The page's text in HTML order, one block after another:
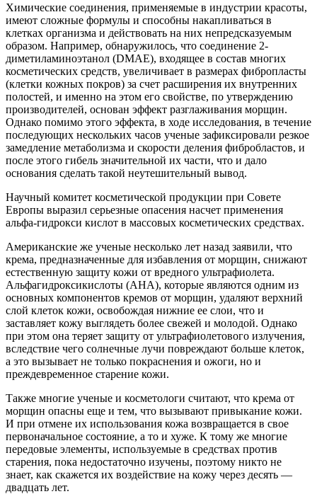
Химические соединения, применяемые в индустрии красоты,
имеют сложные формулы и способны накапливаться в
клетках организма и действовать на них непредсказуемым
образом. Например, обнаружилось, что соединение 2-
диметиламиноэтанол (DMAE), входящее в состав многих
косметических средств, увеличивает в размерах фибропласты
(клетки кожных покров) за счет расширения их внутренних
полостей, и именно на этом его свойстве, по утверждению
производителей, основан эффект разглаживания морщин.
Однако помимо этого эффекта, в ходе исследования, в течение
последующих нескольких часов ученые зафиксировали резкое
замедление метаболизма и скорости деления фибробластов, и
после этого гибель значительной их части, что и дало
основания сделать такой неутешительный вывод.
Научный комитет косметической продукции при Совете
Европы выразил серьезные опасения насчет применения
альфа-гидрокси кислот в массовых косметических средствах.
Американские же ученые несколько лет назад заявили, что
крема, предназначенные для избавления от морщин, снижают
естественную защиту кожи от вредного ультрафиолета.
Альфагидроксикислоты (AHA), которые являются одним из
основных компонентов кремов от морщин, удаляют верхний
слой клеток кожи, освобождая нижние ее слои, что и
заставляет кожу выглядеть более свежей и молодой. Однако
при этом она теряет защиту от ультрафиолетового излучения,
вследствие чего солнечные лучи повреждают больше клеток,
а это вызывает не только покраснения и ожоги, но и
преждевременное старение кожи.
Также многие ученые и косметологи считают, что крема от
морщин опасны еще и тем, что вызывают привыкание кожи.
И при отмене их использования кожа возвращается в свое
первоначальное состояние, а то и хуже. К тому же многие
передовые элементы, используемые в средствах против
старения, пока недостаточно изучены, поэтому никто не
знает, как скажется их воздействие на кожу через десять —
двадцать лет.